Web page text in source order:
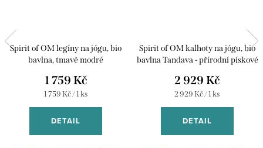
Spirit of OM legíny na jógu, bio
bavlna, tmavě modré
1 759 Kč
Měrná
cena:
1 759 Kč / 1 ks
DETAIL
Spirit of OM kalhoty na jógu, bio
bavlna Tandava - přírodní pískové
2 929 Kč
Měrná
cena:
2 929 Kč / 1 ks
DETAIL